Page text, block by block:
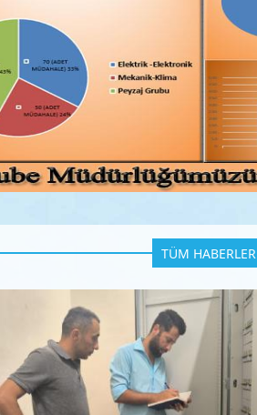
TÜM HABERLER
Otoparkı Parke Taşı Kaplama, Aydınlatma
Ve Giriş Yolu Peyzaj İmalatları Yapılması İşi